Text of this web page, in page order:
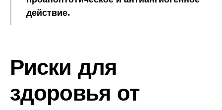
действие.
Риски для
здоровья от